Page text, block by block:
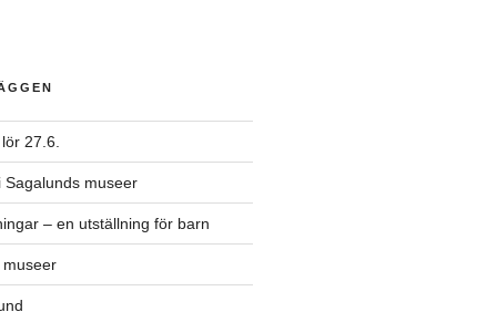
27.6.
Sagalunds museer
– en utställning för barn